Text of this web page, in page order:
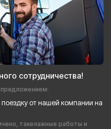
сотрудничества!
от нашей компании на
такелажные работы и